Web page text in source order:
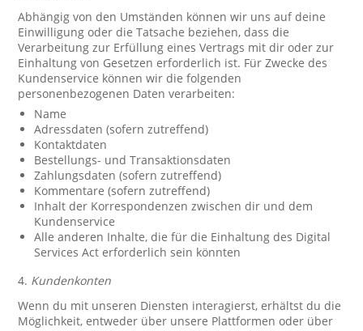
Abhängig von den Umständen können wir uns auf deine
Einwilligung oder die Tatsache beziehen, dass die
Verarbeitung zur Erfüllung eines Vertrags mit dir oder zur
Einhaltung von Gesetzen erforderlich ist. Für Zwecke des
Kundenservice können wir die folgenden
personenbezogenen Daten verarbeiten:
Name
Adressdaten (sofern zutreffend)
Kontaktdaten
Bestellungs- und Transaktionsdaten
Zahlungsdaten (sofern zutreffend)
Kommentare (sofern zutreffend)
Inhalt der Korrespondenzen zwischen dir und dem
Kundenservice
Alle anderen Inhalte, die für die Einhaltung des Digital
Services Act erforderlich sein könnten
4. Kundenkonten
Wenn du mit unseren Diensten interagierst, erhältst du die
Möglichkeit, entweder über unsere Plattformen oder über